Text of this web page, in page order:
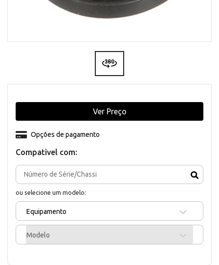
Compativel com:
ou selecione um modelo:
Equipamento
Modelo
Opções de pagamento
Ver Preço